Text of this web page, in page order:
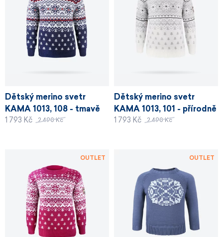
Dětský merino svetr
KAMA 1013, 108 - tmavě
modrá
1 793 Kč 2 490 Kč
Dětský merino svetr
KAMA 1013, 101 - přírodně
bílá
1 793 Kč 2 490 Kč
OUTLET OUTLET